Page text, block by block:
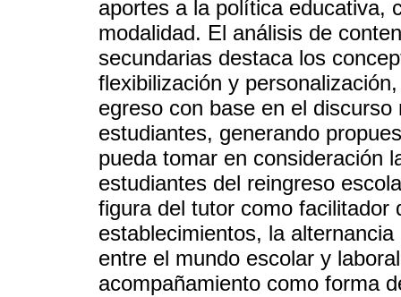
aportes a la política educativa,
modalidad. El análisis de
secundarias destaca los
flexibilización y
egreso con base en el
estudiantes, generando
pueda tomar en consideración
estudiantes del reingreso
figura del tutor como
establecimientos, la
entre el mundo escolar y
acompañamiento como forma